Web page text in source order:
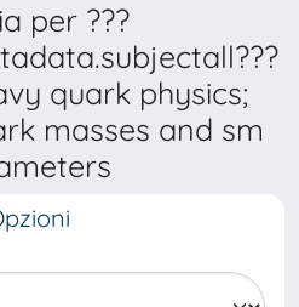
per ???
quark physics;
masses and sm